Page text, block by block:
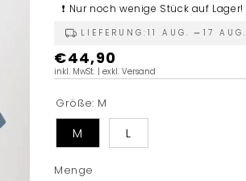
❗ Nur noch wenige Stück auf Lager!
LIEFERUNG:11 AUG. 17 AUG.
Normaler
Preis
€44,90
inkl. MwSt. | exkl. Versand
Größe: M
M L
Menge